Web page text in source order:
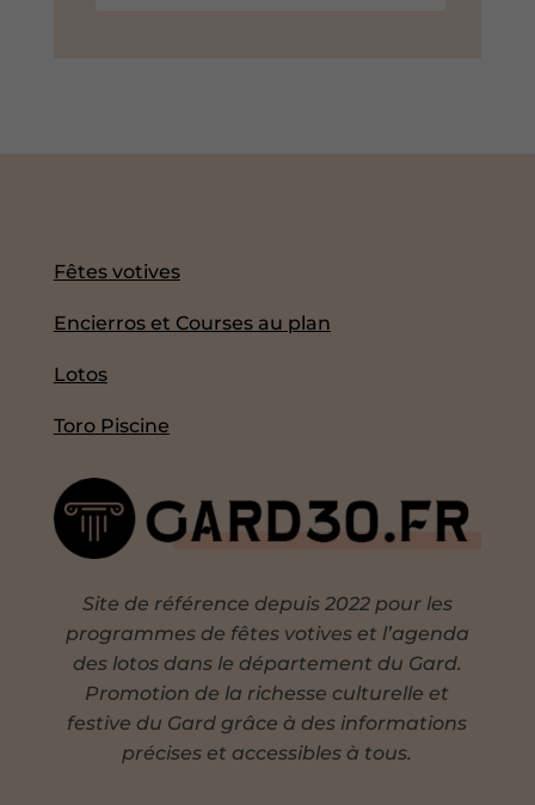
Fêtes votives
Encierros et Courses au plan
Lotos
Toro Piscine
Site de référence depuis 2022 pour les
programmes de fêtes votives et l’agenda
des lotos dans le département du Gard.
Promotion de la richesse culturelle et
festive du Gard grâce à des informations
précises et accessibles à tous.